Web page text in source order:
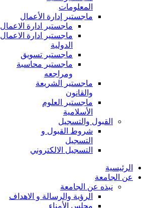
المعلومات
ماجستير إدارة الأعمال
ماجستير ادارة الاعمال
ماجستير ادارة الاعمال
الدولية
ماجستير تسويق
ماجستير محاسبة
ومراجعه
ماجستير الشريعة
والقانون
ماجستير العلوم
الأسلامية
القبول والتسجيل
شروط القبول و
التسجيل
التسجيل الالكتروني
الرئيسية
عن الجامعة
نبذه عن الجامعة
الرؤية والرسالة و الاهداف
مجلس الأمناء